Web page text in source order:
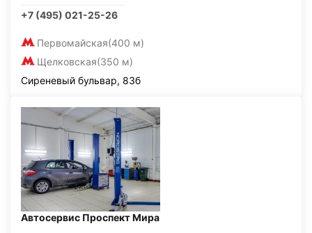
+7 (495) 021-25-26
Первомайская(400 м)
Щелковская(350 м)
Сиреневый бульвар, 83б
Автосервис Проспект Мира